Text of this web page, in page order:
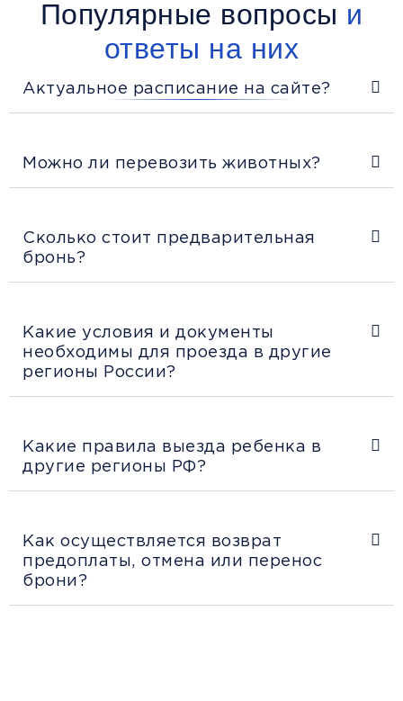
Популярные вопросы и
ответы на них
Актуальное расписание на сайте?
Можно ли перевозить животных?
Сколько стоит предварительная
бронь?
Какие условия и документы
необходимы для проезда в другие
регионы России?
Какие правила выезда ребенка в
другие регионы РФ?
Как осуществляется возврат
предоплаты, отмена или перенос
брони?